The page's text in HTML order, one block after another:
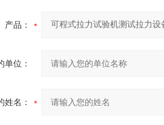
产品：
单位：
姓名：